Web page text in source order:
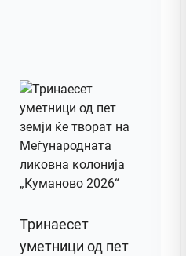
Тринаесет
уметници од пет